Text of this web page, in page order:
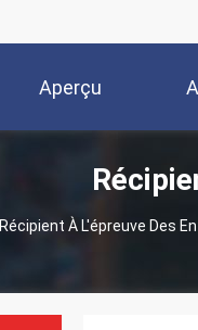
Aperçu
Récipient À L'épreuve Des